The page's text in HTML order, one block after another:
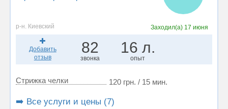
р-н. Киевский Заходил(а) 17 июня
Добавить
отзыв
82
звонка
16 л.
опыт
Стрижка челки 120 грн. / 15 мин.
➡️ Все услуги и цены (7)